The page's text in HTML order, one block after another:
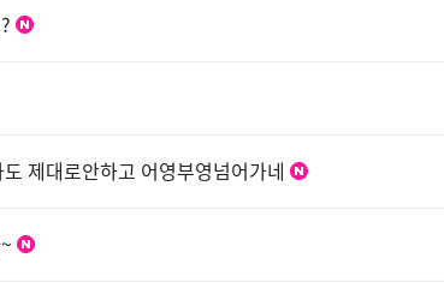
제대로안하고 어영부영넘어가네